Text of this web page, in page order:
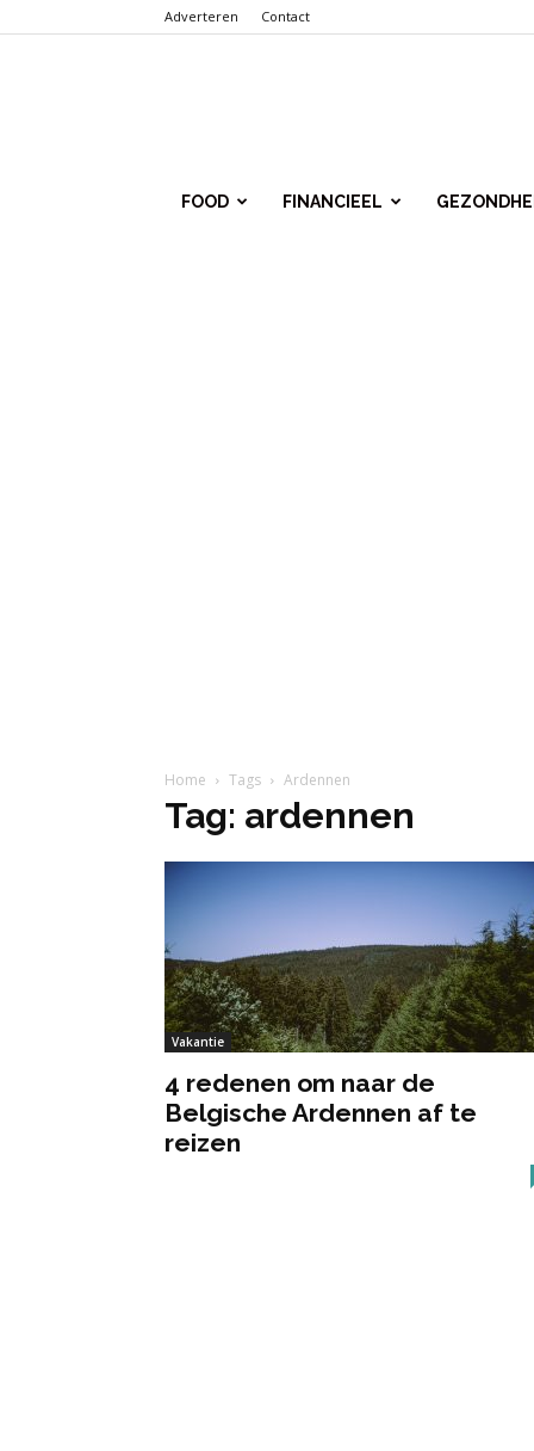
Adverteren Contact
FOOD FINANCIEEL
Home Tags Ardennen
Tag: ardennen
Vakantie
4 redenen om naar de
Belgische Ardennen af te
reizen